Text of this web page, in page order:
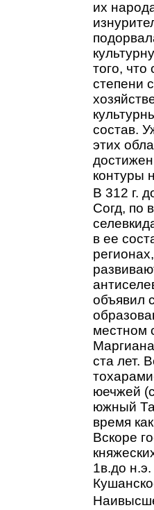
их
того,
степени
состав.
этих
контуры
В 312 г.
Согд, по
в ее
объявил
местном
ста лет.
юечжей
южный
время
Вскоре
1в.до